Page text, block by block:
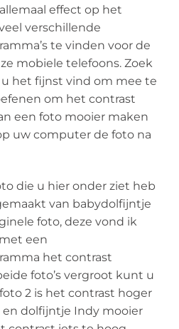
effect op het
verschillende
te vinden voor de
mobiele telefoons. Zoek
het fijnst vind om mee te
om het contrast
een foto mooier maken
uw computer de foto na
die u hier onder ziet heb
van babydolfijntje
foto, deze vond ik
een
het contrast
foto’s vergroot kunt u
2 is het contrast hoger
dolfijntje Indy mooier